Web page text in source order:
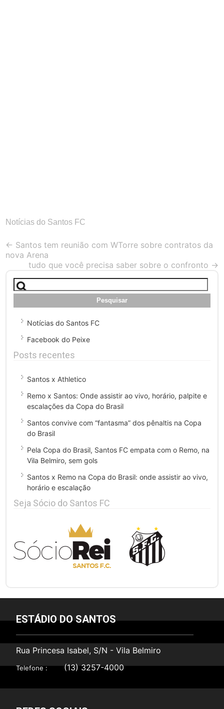
Notícias do Santos FC
Post
navigation
← Santos tem reunião com WTorre sobre contratos da
nova Arena
tudo que você precisa saber sobre o confronto →
Pesquisar
por:
Notícias do Santos FC
Facebook do Peixe
Posts recentes
Santos x Athletico
Remo x Santos: Onde assistir ao vivo, horário, palpite e
escalações da Copa do Brasil
Santos convive com “fantasma” dos pênaltis na Copa
do Brasil
Pela Copa do Brasil, Santos FC empata com o Remo, na
Vila Belmiro, sem gols
Santos x Remo na Copa do Brasil: onde assistir ao vivo,
horário e escalação
Seja Sócio do Santos FC
ESTÁDIO DO SANTOS
Rua Princesa Isabel, S/N - Vila Belmiro
Telefone : (13) 3257-4000